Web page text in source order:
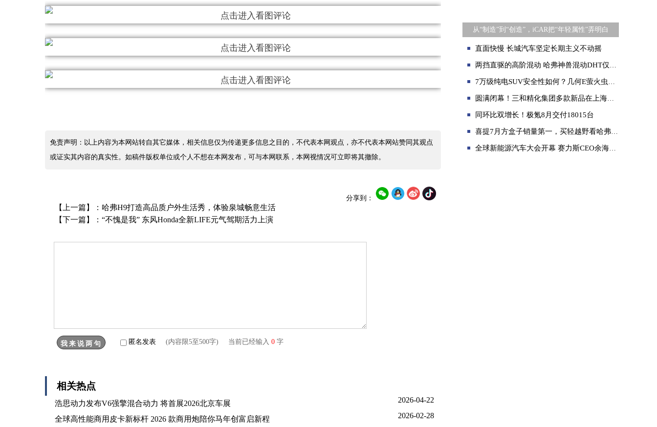
免责声明：以上内容为本网站转自其它媒体，相关信息仅为传递更多信息之目的，不代表本网观点，亦不代表本网站赞同其观点
或证实其内容的真实性。如稿件版权单位或个人不想在本网发布，可与本网联系，本网视情况可立即将其撤除。
分享到：
【上一篇】： 哈弗H9打造高品质户外生活秀，体验泉城畅意生活
【下一篇】： “不愧是我” 东风Honda全新LIFE元气驾期活力上演
匿名发表 (内容限5至500字) 当前已经输入 0 字
相关热点
浩思动力发布V6强擎混合动力 将首展2026北京车展 2026-04-22
全球高性能商用皮卡新标杆 2026 款商用炮陪你马年创富启新程 2026-02-28
从“制造”到“创造”，iCAR把“年轻属性”弄明白
直面快慢 长城汽车坚定长期主义不动摇
两挡直驱的高阶混动 哈弗神兽混动DHT仅需15万就可拿下
7万级纯电SUV安全性如何？几何E萤火虫确立价值标杆
圆满闭幕！三和精化集团多款新品在上海法兰克福展精彩亮相
同环比双增长！极氪8月交付18015台
喜提7月方盒子销量第一，买轻越野看哈弗大狗
全球新能源汽车大会开幕 赛力斯CEO余海坤应邀演讲